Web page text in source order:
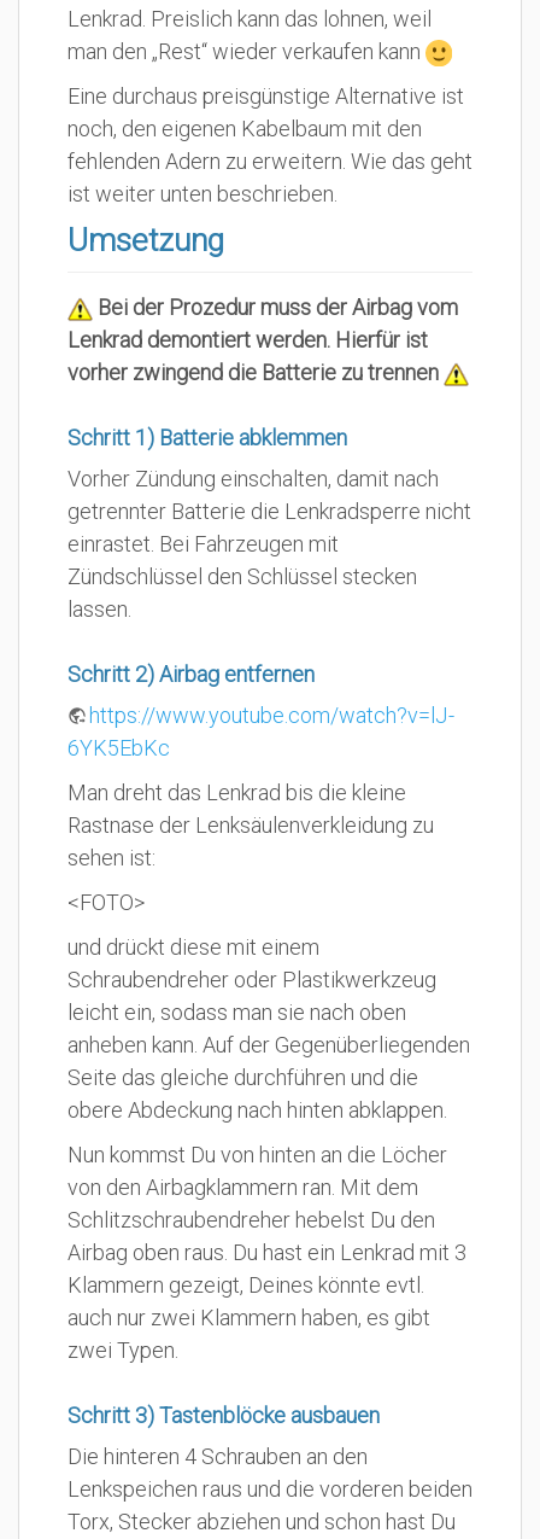
Lenkrad. Preislich kann das lohnen, weil
man den „Rest“ wieder verkaufen kann
Eine durchaus preisgünstige Alternative ist
noch, den eigenen Kabelbaum mit den
fehlenden Adern zu erweitern. Wie das geht
ist weiter unten beschrieben.
Umsetzung
Bei der Prozedur muss der Airbag vom
Lenkrad demontiert werden. Hierfür ist
vorher zwingend die Batterie zu trennen
Schritt 1) Batterie abklemmen
Vorher Zündung einschalten, damit nach
getrennter Batterie die Lenkradsperre nicht
einrastet. Bei Fahrzeugen mit
Zündschlüssel den Schlüssel stecken
lassen.
Schritt 2) Airbag entfernen
https://www.youtube.com/watch?v=lJ-
6YK5EbKc
Man dreht das Lenkrad bis die kleine
Rastnase der Lenksäulenverkleidung zu
sehen ist:
<FOTO>
und drückt diese mit einem
Schraubendreher oder Plastikwerkzeug
leicht ein, sodass man sie nach oben
anheben kann. Auf der Gegenüberliegenden
Seite das gleiche durchführen und die
obere Abdeckung nach hinten abklappen.
Nun kommst Du von hinten an die Löcher
von den Airbagklammern ran. Mit dem
Schlitzschraubendreher hebelst Du den
Airbag oben raus. Du hast ein Lenkrad mit 3
Klammern gezeigt, Deines könnte evtl.
auch nur zwei Klammern haben, es gibt
zwei Typen.
Schritt 3) Tastenblöcke ausbauen
Die hinteren 4 Schrauben an den
Lenkspeichen raus und die vorderen beiden
Torx, Stecker abziehen und schon hast Du